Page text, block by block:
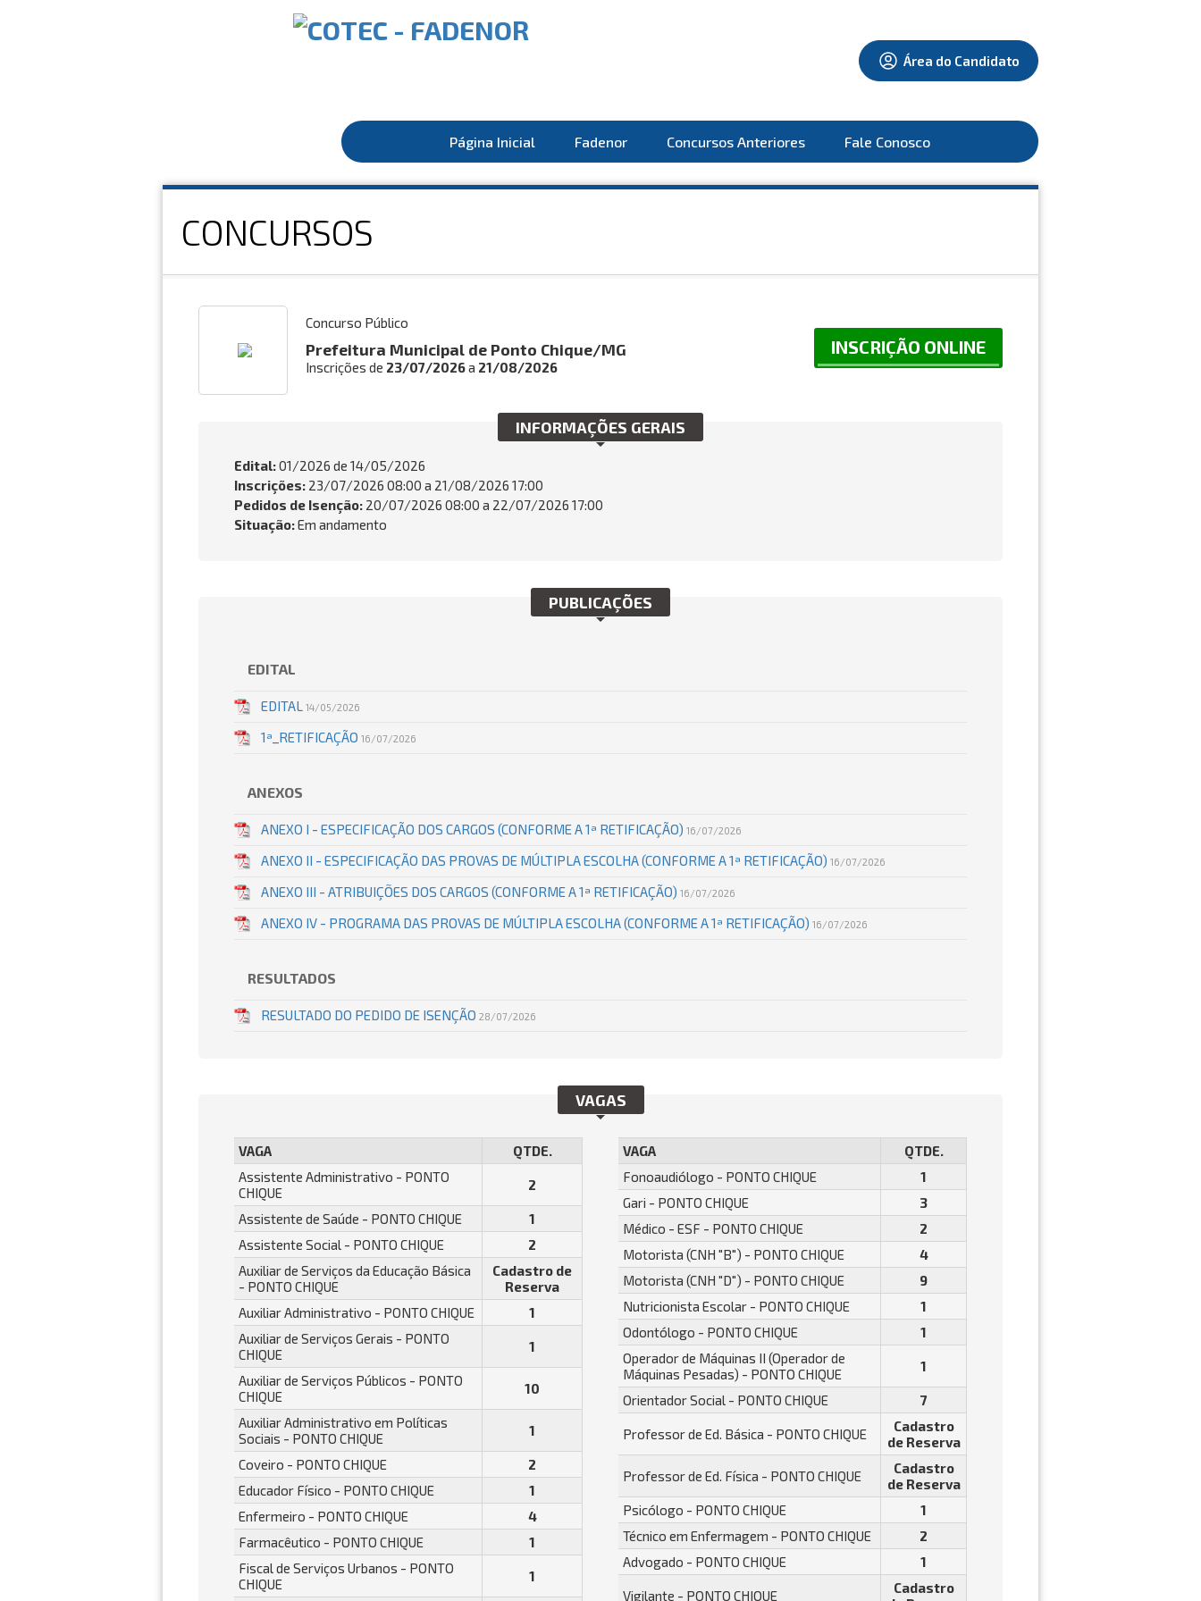
Área do Candidato
Página Inicial Fadenor Concursos Anteriores Fale Conosco
CONCURSOS
Concurso Público
Prefeitura Municipal de Ponto Chique/MG
Inscrições de 23/07/2026a 21/08/2026
INSCRIÇÃO ONLINE
INFORMAÇÕES GERAIS
Edital:01/2026 de 14/05/2026
Inscrições: 23/07/2026 08:00 a 21/08/2026 17:00
Pedidos de Isenção: 20/07/2026 08:00 a 22/07/2026 17:00
Situação:Em andamento
PUBLICAÇÕES
EDITAL
EDITAL 14/05/2026
1ª_RETIFICAÇÃO 16/07/2026
ANEXOS
ANEXO I - ESPECIFICAÇÃO DOS CARGOS (CONFORME A 1ª RETIFICAÇÃO) 16/07/2026
ANEXO II - ESPECIFICAÇÃO DAS PROVAS DE MÚLTIPLA ESCOLHA (CONFORME A 1ª RETIFICAÇÃO) 16/07/2026
ANEXO III - ATRIBUIÇÕES DOS CARGOS (CONFORME A 1ª RETIFICAÇÃO) 16/07/2026
ANEXO IV - PROGRAMA DAS PROVAS DE MÚLTIPLA ESCOLHA (CONFORME A 1ª RETIFICAÇÃO) 16/07/2026
RESULTADOS
RESULTADO DO PEDIDO DE ISENÇÃO 28/07/2026
VAGAS
VAGA
QTDE.
Assistente Administrativo - PONTO
CHIQUE
2
Assistente de Saúde - PONTO CHIQUE
1
Assistente Social - PONTO CHIQUE
2
Auxiliar de Serviços da Educação Básica
- PONTO CHIQUE
Cadastro de
Reserva
Auxiliar Administrativo - PONTO CHIQUE
1
Auxiliar de Serviços Gerais - PONTO
CHIQUE
1
Auxiliar de Serviços Públicos - PONTO
CHIQUE
10
Auxiliar Administrativo em Políticas
Sociais - PONTO CHIQUE
1
Coveiro - PONTO CHIQUE
2
Educador Físico - PONTO CHIQUE
1
Enfermeiro - PONTO CHIQUE
4
Farmacêutico - PONTO CHIQUE
1
Fiscal de Serviços Urbanos - PONTO
CHIQUE
1
VAGA
QTDE.
Fonoaudiólogo - PONTO CHIQUE
1
Gari - PONTO CHIQUE
3
Médico - ESF - PONTO CHIQUE
2
Motorista (CNH "B") - PONTO CHIQUE
4
Motorista (CNH "D") - PONTO CHIQUE
9
Nutricionista Escolar - PONTO CHIQUE
1
Odontólogo - PONTO CHIQUE
1
Operador de Máquinas II (Operador de
Máquinas Pesadas) - PONTO CHIQUE
1
Orientador Social - PONTO CHIQUE 7
Professor de Ed. Básica - PONTO CHIQUE
Cadastro
de Reserva
Professor de Ed. Física - PONTO CHIQUE
Cadastro
de Reserva
Psicólogo - PONTO CHIQUE
1
Técnico em Enfermagem - PONTO CHIQUE
2
Advogado - PONTO CHIQUE
1
Vigilante - PONTO CHIQUE
Cadastro